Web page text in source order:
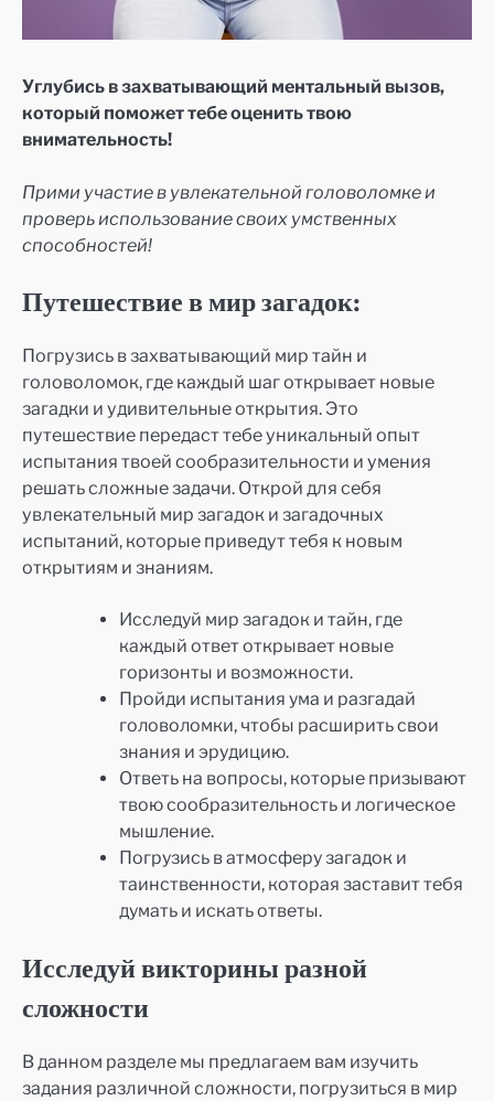
Углубись в захватывающий ментальный вызов,
который поможет тебе оценить твою
внимательность!
Прими участие в увлекательной головоломке и
проверь использование своих умственных
способностей!
Путешествие в мир загадок:
Погрузись в захватывающий мир тайн и
головоломок, где каждый шаг открывает новые
загадки и удивительные открытия. Это
путешествие передаст тебе уникальный опыт
испытания твоей сообразительности и умения
решать сложные задачи. Открой для себя
увлекательный мир загадок и загадочных
испытаний, которые приведут тебя к новым
открытиям и знаниям.
Исследуй мир загадок и тайн, где
каждый ответ открывает новые
горизонты и возможности.
Пройди испытания ума и разгадай
головоломки, чтобы расширить свои
знания и эрудицию.
Ответь на вопросы, которые призывают
твою сообразительность и логическое
мышление.
Погрузись в атмосферу загадок и
таинственности, которая заставит тебя
думать и искать ответы.
Исследуй викторины разной
сложности
В данном разделе мы предлагаем вам изучить
задания различной сложности, погрузиться в мир